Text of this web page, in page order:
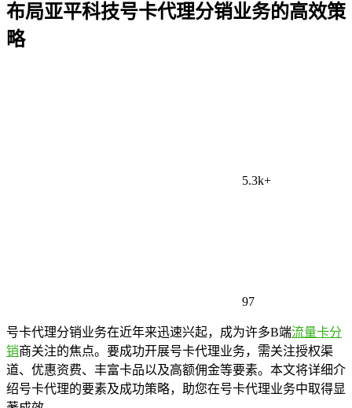
布局亚平科技号卡代理分销业务的高效策
略
5.3k+
97
号卡代理分销业务在近年来迅速兴起，成为许多B端流量卡分
销商关注的焦点。要成功开展号卡代理业务，需关注授权渠
道、优惠资费、丰富卡品以及高额佣金等要素。本文将详细介
绍号卡代理的要素及成功策略，助您在号卡代理业务中取得显